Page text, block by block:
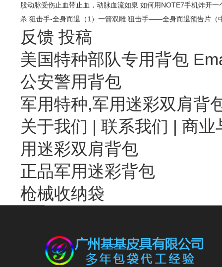
股动脉受伤止血带止血，动脉血流如泉 如何用NOTE7手机炸开
杀 狙击手-全身而退（1）一箭双雕 狙击手——全身而退预告片（
反馈 投稿
美国特种部队专用背包
公安警用背包
军用特种,军用迷彩双肩背
关于我们 | 联系我们 | 商业
用迷彩双肩背包
正品军用迷彩背包
枪械收纳袋